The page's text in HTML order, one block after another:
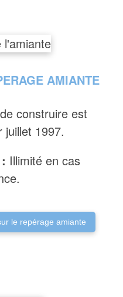
AMIANTE
construire est
juillet 1997.
Illimité en cas
le repérage amiante